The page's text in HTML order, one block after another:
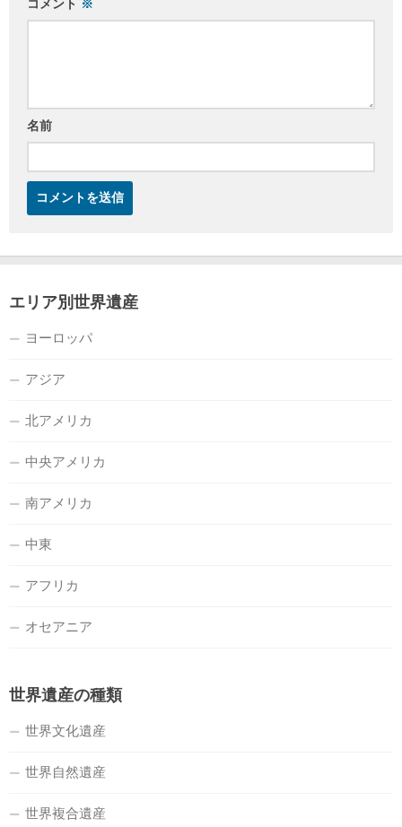
コメント ※
名前
エリア別世界遺産
ヨーロッパ
アジア
北アメリカ
中央アメリカ
南アメリカ
中東
アフリカ
オセアニア
世界遺産の種類
世界文化遺産
世界自然遺産
世界複合遺産